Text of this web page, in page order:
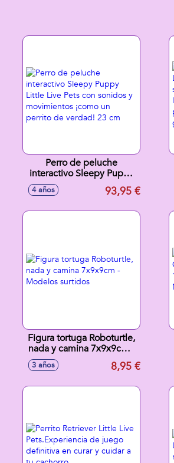
Perro de peluche
interactivo Sleepy Puppy
Little Live Pets con
sonidos y movimientos
4 años 93,95 €
Figura tortuga Roboturtle,
nada y camina 7x9x9cm -
Modelos surtidos
3 años 8,95 €